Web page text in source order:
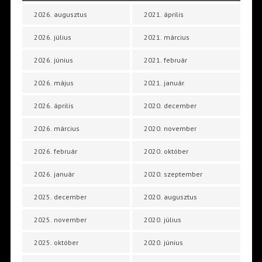
2026. augusztus
2026. július
2026. június
2026. május
2026. április
2026. március
2026. február
2026. január
2025. december
2025. november
2025. október
2021. április
2021. március
2021. február
2021. január
2020. december
2020. november
2020. október
2020. szeptember
2020. augusztus
2020. július
2020. június